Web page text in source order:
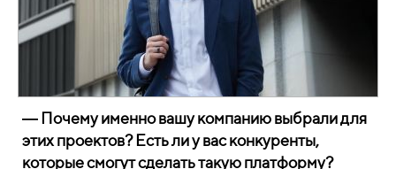
― Почему именно вашу компанию выбрали для
этих проектов? Есть ли у вас конкуренты,
которые смогут сделать такую платформу?